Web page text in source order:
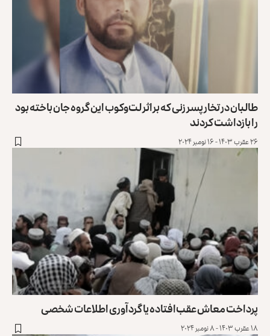
طالبان در تخار پسر زنی که براثر لت‌وکوب این گروه جان باخته بود
را بازداشت کردند
۲۶ عقرب ۱۴۰۳ - ۱۶ نومبر ۲۰۲۴
پرداخت معاش عقب‌افتاده یا گردآوری اطلاعات شخصی
۱۸ عقرب ۱۴۰۳ - ۸ نومبر ۲۰۲۴